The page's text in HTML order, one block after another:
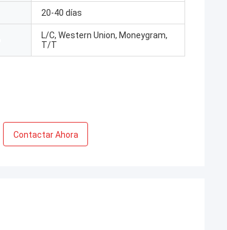
20-40 días
L/C, Western Union, Moneygram,
T/T
Contactar Ahora